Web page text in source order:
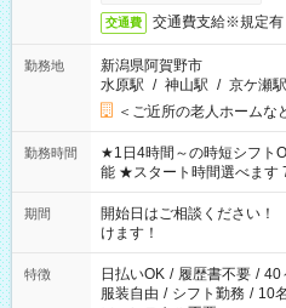
交通費 交通費支給※規定有
勤務地
新潟県阿賀野市
水原駅 / 神山駅 / 京ケ瀬駅
＜ご近所の老人ホームな
勤務時間
★1日4時間～の時短シフトOK ★もちろんフルタイムシフト
能 ★スタート時間選べます
20:00 など 残業なし！ ※Wワークの場合、他のお仕事と合わせ
週40時間超の就業はご案内
間以上勤務は社会保険への
（日雇い派遣の原則禁止）
案内が難しい場合があります
期間
開始日はご相談ください
けます！
特徴 日払いOK / 履歴書不要 / 40
服装自由 / シフト勤務 / 10